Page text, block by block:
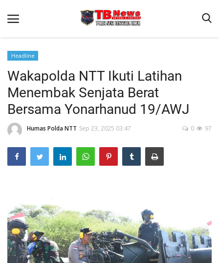
Beranda
Binkam
Terms & Conditions
Reskrim
Lantas
Polisi Kita
Link Polda NTT
Headline
Wakapolda NTT Ikuti Latihan
Menembak Senjata Berat
Bersama Yonarhanud 19/AWJ
Humas Polda NTT Sep 23, 2025 03:47 97
0